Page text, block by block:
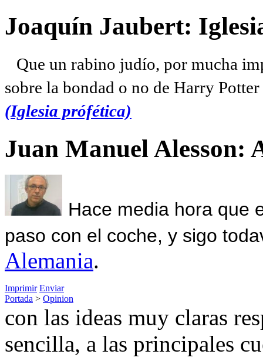
Joaquín Jaubert:
Que un rabino judío, por mucha
sobre la bondad o no de Harry
(Iglesia prófética)
Juan Manuel Alesson:
Hace media hora que
paso con el coche, y sigo
Alemania.
Imprimir Enviar
Portada > Opinion
con las ideas muy claras
sencilla, a las principales